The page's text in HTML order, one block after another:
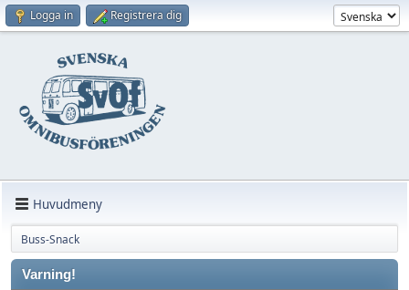
Logga in Registrera dig
Huvudmeny
Buss-Snack
Varning!